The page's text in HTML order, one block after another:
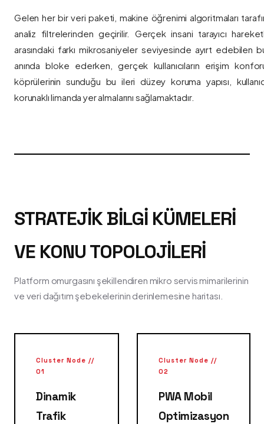
Gelen her bir veri paketi, makine öğrenimi algoritmaları
analiz filtrelerinden geçirilir. Gerçek insani tarayıcı
arasındaki farkı mikrosaniyeler seviyesinde ayırt edebilen
anında bloke ederken, gerçek kullanıcıların erişim
köprülerinin sunduğu bu ileri düzey koruma yapısı,
korunaklı limanda yer almalarını sağlamaktadır.
STRATEJIK BILGI KÜMELERI
VE KONU TOPOLOJILERI
Platform omurgasını şekillendiren mikro servis mimarilerinin
ve veri dağıtım şebekelerinin derinlemesine haritası.
Cluster Node //
01
Dinamik
Trafik
Cluster Node //
02
PWA Mobil
Optimizasyon